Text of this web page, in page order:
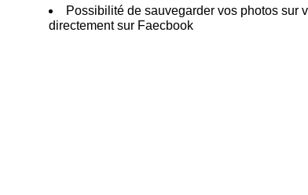
Possibilité de sauvegarder vos photos sur
directement sur Faecbook